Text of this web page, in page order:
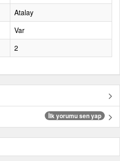
Atalay
Var
2
İlk yorumu sen yap